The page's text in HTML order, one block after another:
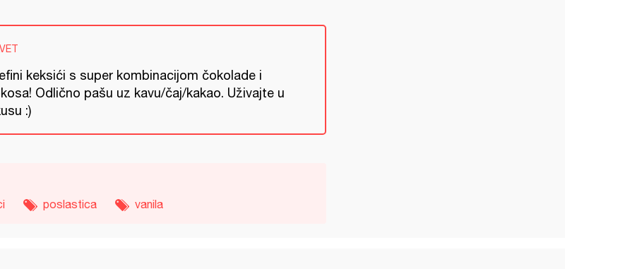
keksići s super kombinacijom čokolade i
Odlično pašu uz kavu/čaj/kakao. Uživajte u
:)
poslastica vanila